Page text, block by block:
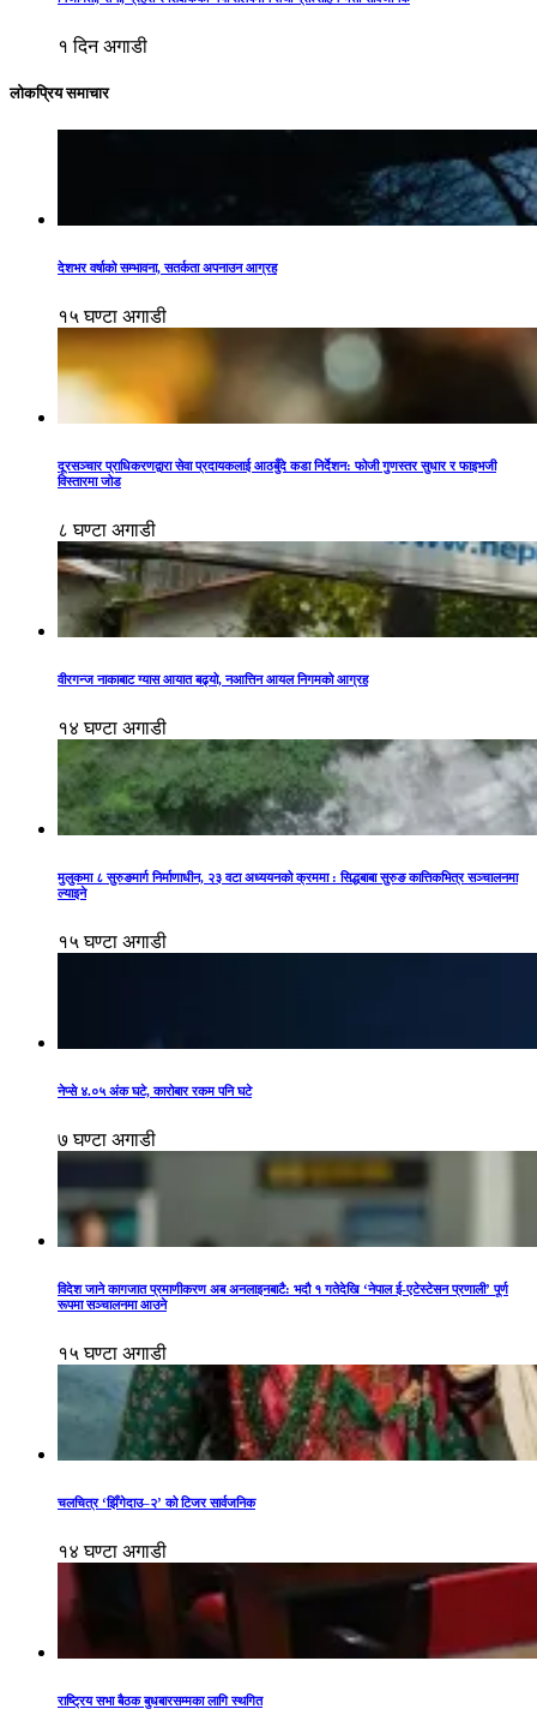
१ दिन अगाडी
लोकप्रिय समाचार
देशभर वर्षाको सम्भावना, सतर्कता अपनाउन आग्रह
१५ घण्टा अगाडी
दूरसञ्चार प्राधिकरणद्वारा सेवा प्रदायकलाई आठबुँदे कडा निर्देशन: फोजी गुणस्तर सुधार र फाइभजी
विस्तारमा जोड
८ घण्टा अगाडी
वीरगन्ज नाकाबाट ग्यास आयात बढ्यो, नआत्तिन आयल निगमको आग्रह
१४ घण्टा अगाडी
मुलुकमा ८ सुरुङमार्ग निर्माणाधीन, २३ वटा अध्ययनको क्रममा : सिद्धबाबा सुरुङ कात्तिकभित्र सञ्चालनमा
ल्याइने
१५ घण्टा अगाडी
नेप्से ४.०५ अंक घटे, कारोबार रकम पनि घटे
७ घण्टा अगाडी
विदेश जाने कागजात प्रमाणीकरण अब अनलाइनबाटै: भदौ १ गतेदेखि ‘नेपाल ई-एटेस्टेसन प्रणाली’ पूर्ण
रूपमा सञ्चालनमा आउने
१५ घण्टा अगाडी
चलचित्र ‘झिँगेदाउ–२’ को टिजर सार्वजनिक
१४ घण्टा अगाडी
राष्ट्रिय सभा बैठक बुधबारसम्मका लागि स्थगित